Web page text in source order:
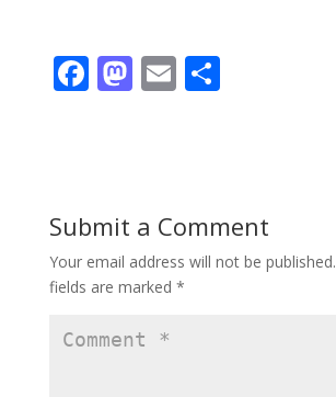
F
o
o
k
M
o
n
E S
Submit a Comment
Your email address will not be published.
fields are marked *